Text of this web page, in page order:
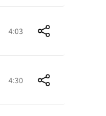
4:03
4:30